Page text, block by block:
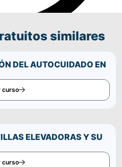
similares
DEL AUTOCUIDADO EN
curso
ELEVADORAS Y SU
curso